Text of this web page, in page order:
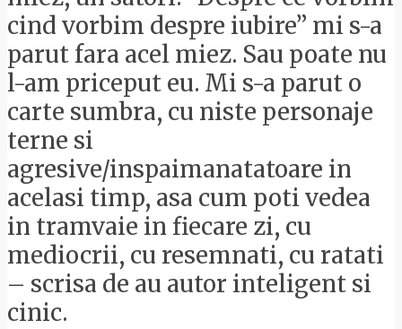
cind vorbim despre iubire” mi s-a
parut fara acel miez. Sau poate nu
l-am priceput eu. Mi s-a parut o
carte sumbra, cu niste personaje
terne si
agresive/inspaimanatatoare in
acelasi timp, asa cum poti vedea
in tramvaie in fiecare zi, cu
mediocrii, cu resemnati, cu ratati
– scrisa de au autor inteligent si
cinic.